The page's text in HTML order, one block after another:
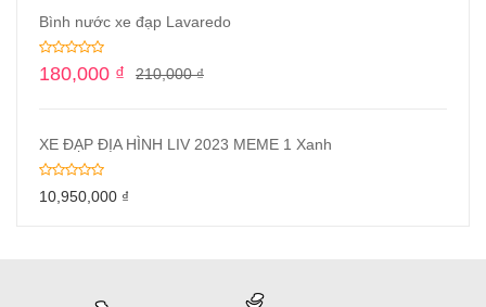
Bình nước xe đạp Lavaredo
210,000₫
180,000 ₫
XE ĐẠP ĐỊA HÌNH LIV 2023 MEME 1 Xanh
10,950,000 ₫